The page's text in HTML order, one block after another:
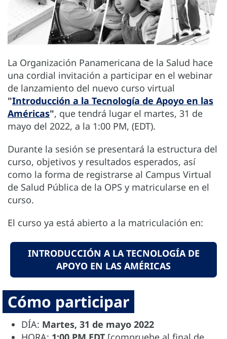
La Organización Panamericana de la Salud hace
una cordial invitación a participar en el webinar
de lanzamiento del nuevo curso virtual
"Introducción a la Tecnología de Apoyo en las
Américas", que tendrá lugar el martes, 31 de
mayo del 2022, a la 1:00 PM, (EDT).
Durante la sesión se presentará la estructura del
curso, objetivos y resultados esperados, así
como la forma de registrarse al Campus Virtual
de Salud Pública de la OPS y matricularse en el
curso.
El curso ya está abierto a la matriculación en:
INTRODUCCIÓN A LA TECNOLOGÍA DE
APOYO EN LAS AMÉRICAS
Cómo participar
DÍA: Martes, 31 de mayo 2022